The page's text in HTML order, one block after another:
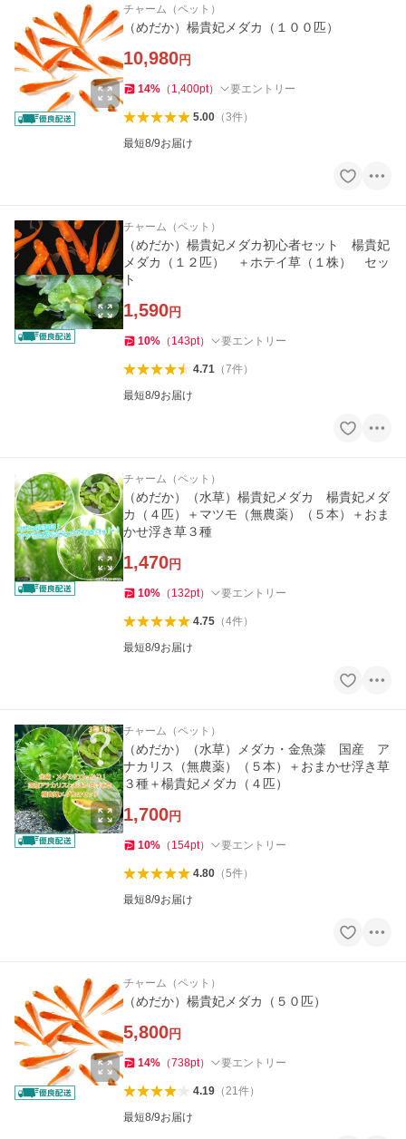
チャーム（ペット）
（めだか）楊貴妃メダカ（１００匹）
10,980円
14% （ 1,400pt） 要エントリー
5.00（3件）
最短8/9お届け
チャーム（ペット）
（めだか）楊貴妃メダカ初心者セット 楊貴妃
メダカ（１２匹） ＋ホテイ草（１株） セッ
ト
1,590円
10% （ 143pt） 要エントリー
4.71（7件）
最短8/9お届け
チャーム（ペット）
（めだか）（水草）楊貴妃メダカ 楊貴妃メダ
カ（４匹）＋マツモ（無農薬）（５本）＋おま
かせ浮き草３種
1,470円
10% （ 132pt） 要エントリー
4.75（4件）
最短8/9お届け
チャーム（ペット）
（めだか）（水草）メダカ・金魚藻 国産 ア
ナカリス（無農薬）（５本）＋おまかせ浮き草
３種＋楊貴妃メダカ（４匹）
1,700円
10% （ 154pt） 要エントリー
4.80（5件）
最短8/9お届け
チャーム（ペット）
（めだか）楊貴妃メダカ（５０匹）
5,800円
14% （738pt） 要エントリー
4.19（21件）
最短8/9お届け